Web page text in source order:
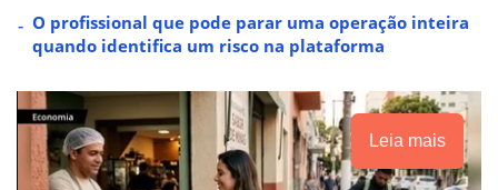
O profissional que pode parar uma operação inteira
quando identifica um risco na plataforma
Leia mais